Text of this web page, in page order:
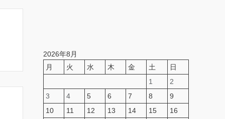
2026年8月
月
火 水 木 金 土
日
1
2
3
4 5 6 7 8
9
10
11 12 13 14 15 16